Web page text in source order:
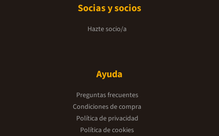
Socias y socios
Hazte socio/a
Ayuda
Preguntas frecuentes
Condiciones de compra
Política de privacidad
Política de cookies